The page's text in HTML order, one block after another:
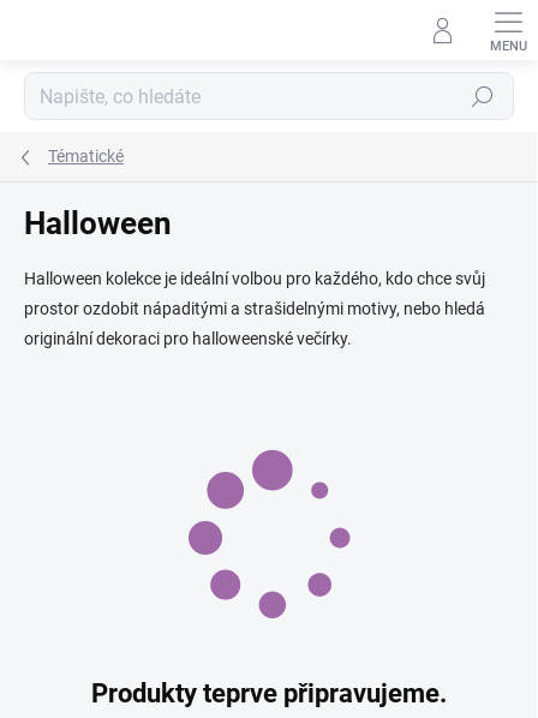
Hledat
Tématické
Halloween
Halloween kolekce je ideální volbou pro každého, kdo chce svůj
prostor ozdobit nápaditými a strašidelnými motivy, nebo hledá
originální dekoraci pro halloweenské večírky.
Produkty teprve připravujeme.